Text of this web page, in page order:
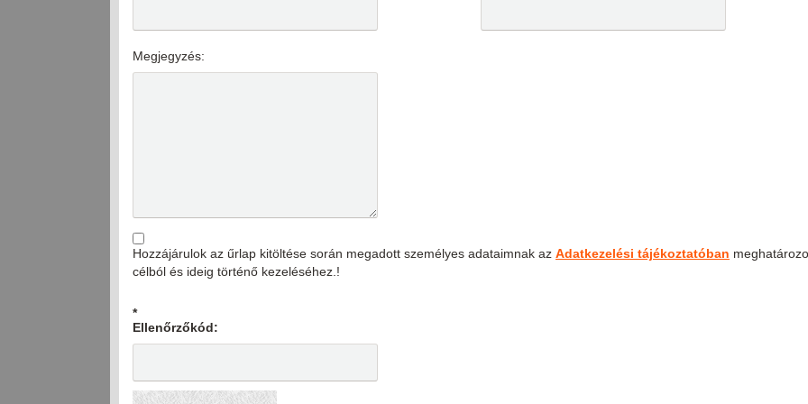
Megjegyzés:
Hozzájárulok az űrlap kitöltése során megadott személyes adataimnak az Adatkezelési tájékoztatóban
célból és ideig történő kezeléséhez.!
*
Ellenőrzőkód: